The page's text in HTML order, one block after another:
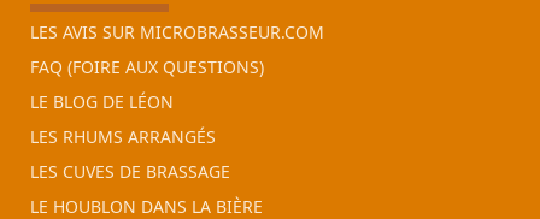
LES AVIS SUR MICROBRASSEUR.COM
FAQ (FOIRE AUX QUESTIONS)
LE BLOG DE LÉON
LES RHUMS ARRANGÉS
LES CUVES DE BRASSAGE
LE HOUBLON DANS LA BIÈRE